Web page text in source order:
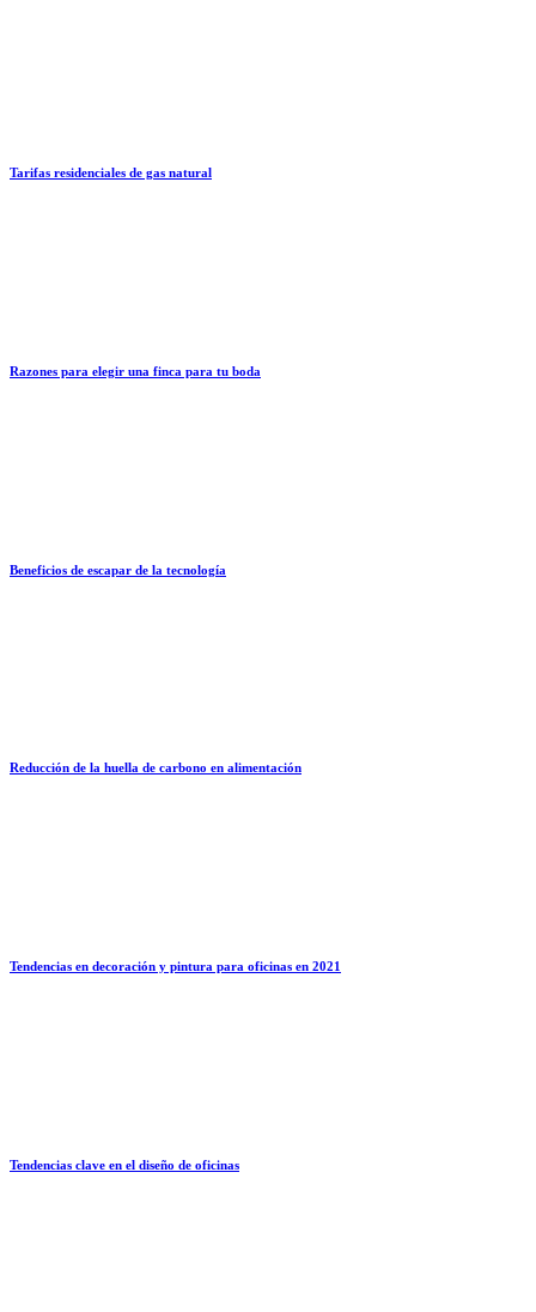
Tarifas residenciales de gas natural
Razones para elegir una finca para tu boda
Beneficios de escapar de la tecnología
Reducción de la huella de carbono en alimentación
Tendencias en decoración y pintura para oficinas en 2021
Tendencias clave en el diseño de oficinas